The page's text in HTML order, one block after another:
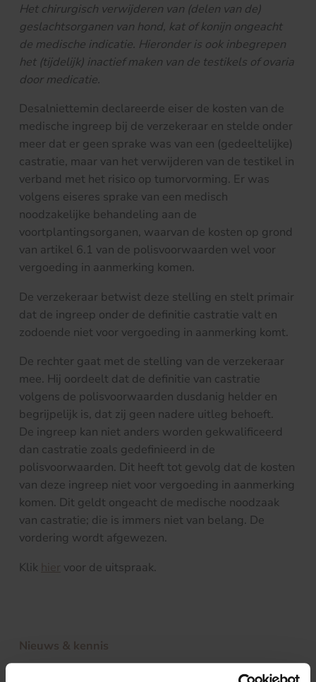
Het chirurgisch verwijderen van (delen van de)
geslachtsorganen van hond, kat of konijn ongeacht
de medische indicatie. Hieronder is ook inbegrepen
het (tijdelijk) inactief maken van de testikels of ovaria
door medicatie.
Desalniettemin declareerde eiser de kosten van de
medische ingreep bij de verzekeraar en stelde onder
meer dat er geen sprake was van een (gedeeltelijke)
castratie, maar van het verwijderen van de testikel in
verband met het risico op tumorvorming. Er was
volgens eiseres sprake van een medisch
noodzakelijke behandeling aan de
voortplantingsorganen, waarvan de kosten op grond
van artikel 6.1 van de polisvoorwaarden wel voor
vergoeding in aanmerking komen.
De verzekeraar betwist deze stelling en stelt primair
dat de ingreep onder de definitie castratie valt en
zodoende niet voor vergoeding in aanmerking komt.
De rechter gaat met de stelling van de verzekeraar
mee. Hij oordeelt dat de definitie van castratie
volgens de polisvoorwaarden dusdanig helder en
begrijpelijk is, dat zij geen nadere uitleg behoeft.
De ingreep kan niet anders worden gekwalificeerd
dan castratie zoals gedefinieerd in de
polisvoorwaarden. Dit heeft tot gevolg dat de kosten
van deze ingreep niet voor vergoeding in aanmerking
komen. Dit geldt ongeacht de medische noodzaak
van castratie; die is immers niet van belang. De
vordering wordt afgewezen.
Klik hier voor de uitspraak.
Nieuws & kennis